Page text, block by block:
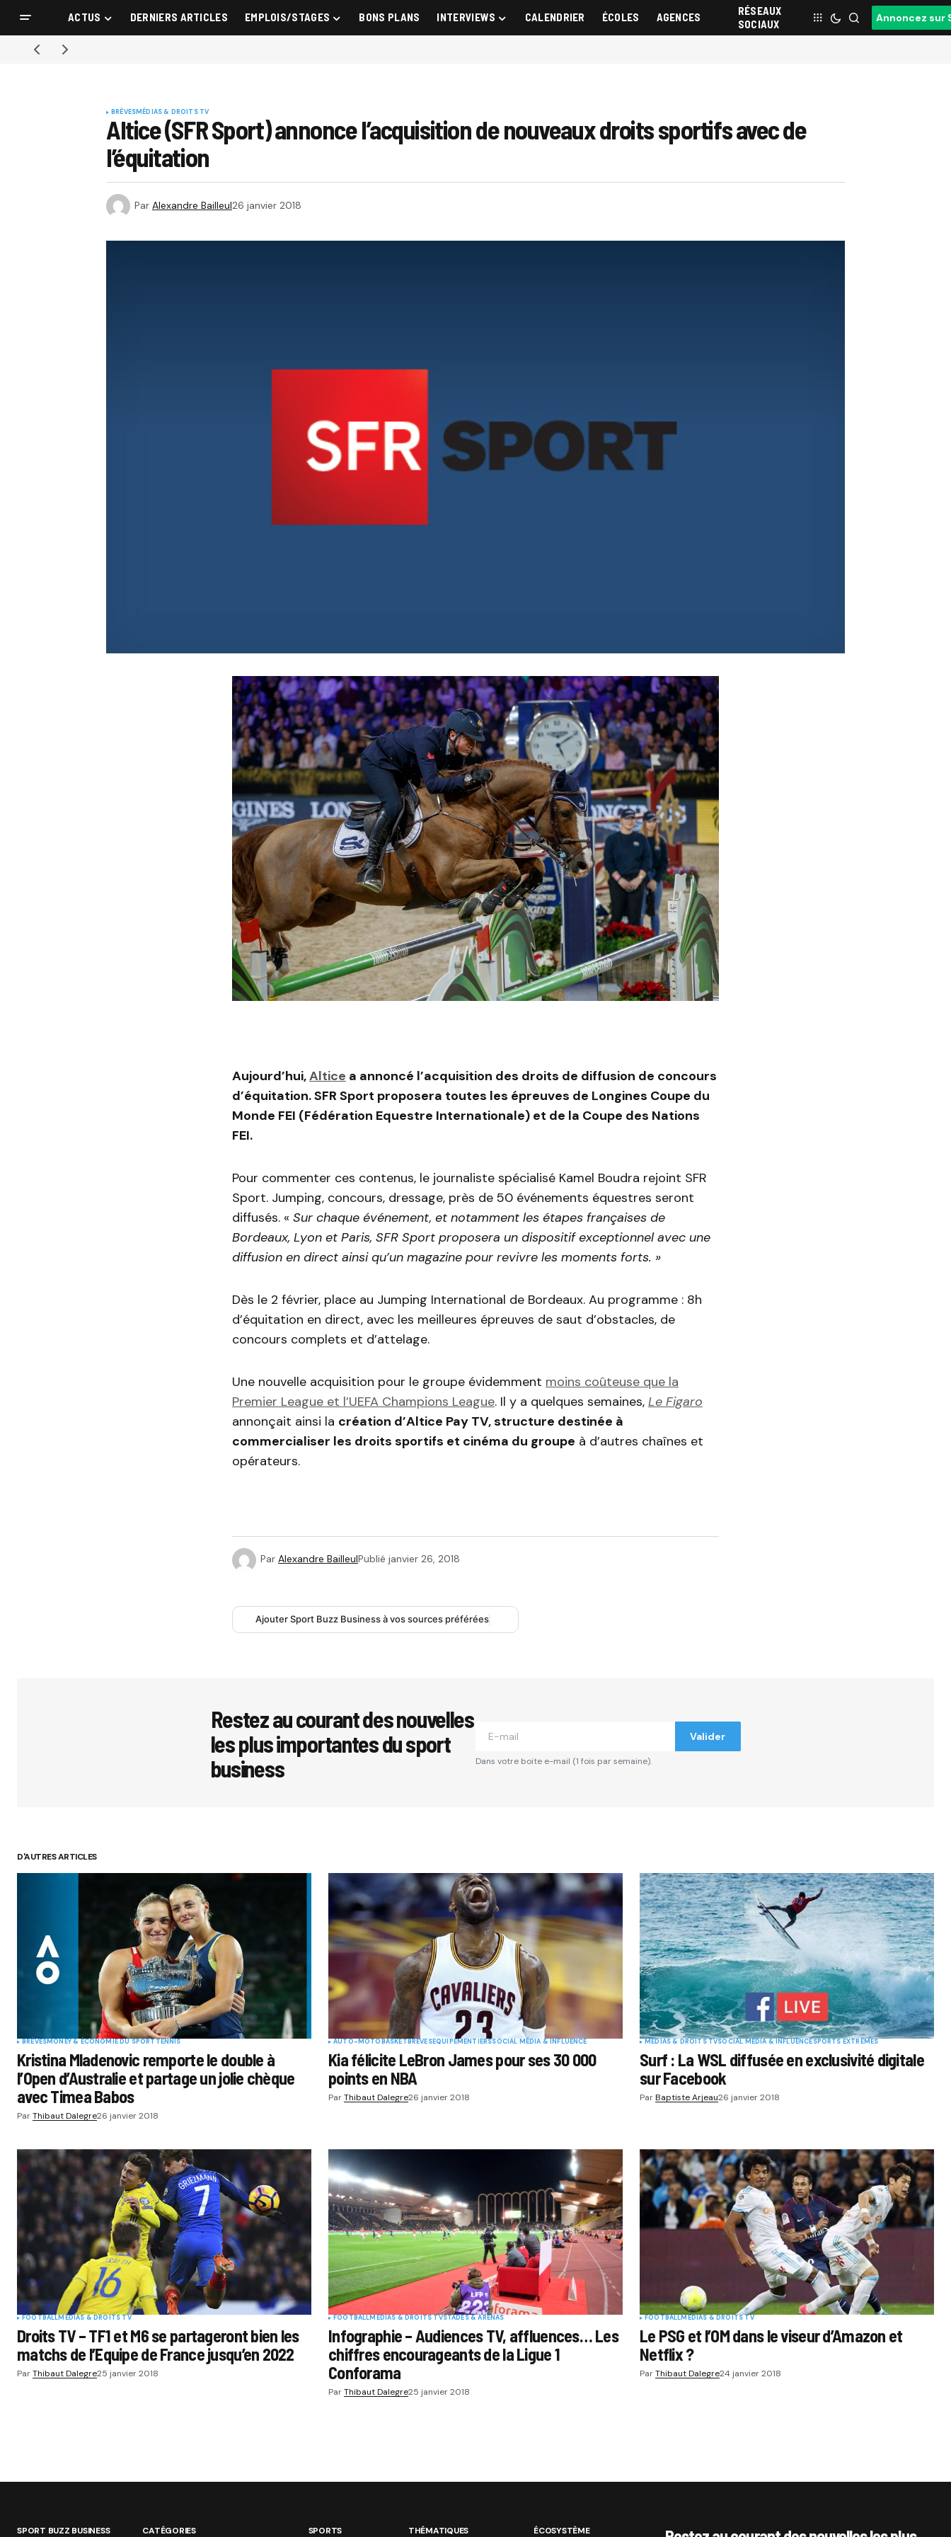
ACTUS DERNIERS ARTICLES EMPLOIS/STAGES BONS PLANS INTERVIEWS CALENDRIER ÉCOLES AGENCES
RÉSEAUX
SOCIAUX
Annoncez sur
BRÈVESMÉDIAS & DROITS TV
Altice (SFR Sport) annonce l’acquisition de nouveaux droits sportifs avec de
l’équitation
Par Alexandre Bailleul26 janvier 2018
Aujourd’hui,Altice a annoncé l’acquisition des droits de diffusion de concours
d’équitation. SFR Sport proposera toutes les épreuves de Longines Coupe du
Monde FEI (Fédération Equestre Internationale) et de la Coupe des Nations
FEI.
Pour commenter ces contenus, le journaliste spécialisé Kamel Boudra rejoint SFR
Sport. Jumping, concours, dressage, près de 50 événements équestres seront
diffusés. « Sur chaque événement, et notamment les étapes françaises de
Bordeaux, Lyon et Paris, SFR Sport proposera un dispositif exceptionnel avec une
diffusion en direct ainsi qu’un magazine pour revivre les moments forts. »
Dès le 2 février, place au Jumping International de Bordeaux. Au programme : 8h
d’équitation en direct, avec les meilleures épreuves de saut d’obstacles, de
concours complets et d’attelage.
Une nouvelle acquisition pour le groupe évidemment moins coûteuse que la
Premier League et l’UEFA Champions League. Il y a quelques semaines, Le Figaro
annonçait ainsi la création d’Altice Pay TV, structure destinée à
commercialiser les droits sportifs et cinéma du groupe à d’autres chaînes et
opérateurs.
Par Alexandre BailleulPublié janvier 26, 2018
Ajouter Sport Buzz Business à vos sources préférées
Restez au courant des nouvelles
les plus importantes du sport
business
Valider
Dans votre boite e-mail (1 fois par semaine).
D'AUTRES ARTICLES
BRÈVESMONEY & ÉCONOMIE DU SPORTTENNIS
Kristina Mladenovic remporte le double à
l’Open d’Australie et partage un jolie chèque
avec Timea Babos
ParThibaut Dalegre26 janvier 2018
AUTO-MOTOBASKETBRÈVESEQUIPEMENTIERSSOCIAL MÉDIA & INFLUENCE
Kia félicite LeBron James pour ses 30 000
points en NBA
ParThibaut Dalegre26 janvier 2018
MÉDIAS & DROITS TVSOCIAL MÉDIA & INFLUENCESPORTS EXTRÊMES
Surf : La WSL diffusée en exclusivité digitale
sur Facebook
ParBaptiste Arjeau26 janvier 2018
FOOTBALLMÉDIAS & DROITS TV
Droits TV – TF1 et M6 se partageront bien les
matchs de l’Equipe de France jusqu’en 2022
ParThibaut Dalegre25 janvier 2018
FOOTBALLMÉDIAS & DROITS TVSTADES & ARENAS
Infographie – Audiences TV, affluences… Les
chiffres encourageants de la Ligue 1
Conforama
ParThibaut Dalegre25 janvier 2018
FOOTBALLMÉDIAS & DROITS TV
Le PSG et l’OM dans le viseur d’Amazon et
Netflix ?
ParThibaut Dalegre24 janvier 2018
SPORT BUZZ BUSINESS CATÉGORIES SPORTS THÉMATIQUES ÉCOSYSTÈME